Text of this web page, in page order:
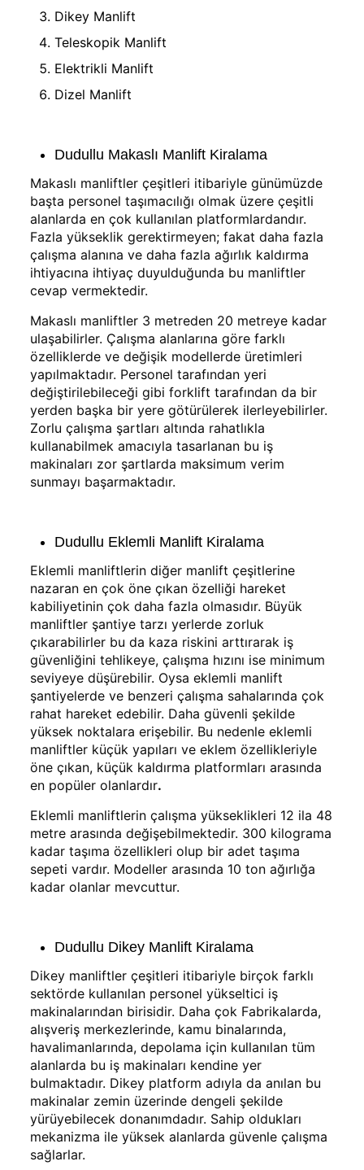
Dikey Manlift
Teleskopik Manlift
Elektrikli Manlift
Dizel Manlift
Dudullu Makaslı Manlift Kiralama
Makaslı manliftler çeşitleri itibariyle günümüzde
başta personel taşımacılığı olmak üzere çeşitli
alanlarda en çok kullanılan platformlardandır.
Fazla yükseklik gerektirmeyen; fakat daha fazla
çalışma alanına ve daha fazla ağırlık kaldırma
ihtiyacına ihtiyaç duyulduğunda bu manliftler
cevap vermektedir.
Makaslı manliftler 3 metreden 20 metreye kadar
ulaşabilirler. Çalışma alanlarına göre farklı
özelliklerde ve değişik modellerde üretimleri
yapılmaktadır. Personel tarafından yeri
değiştirilebileceği gibi forklift tarafından da bir
yerden başka bir yere götürülerek ilerleyebilirler.
Zorlu çalışma şartları altında rahatlıkla
kullanabilmek amacıyla tasarlanan bu iş
makinaları zor şartlarda maksimum verim
sunmayı başarmaktadır.
Dudullu Eklemli Manlift Kiralama
Eklemli manliftlerin diğer manlift çeşitlerine
nazaran en çok öne çıkan özelliği hareket
kabiliyetinin çok daha fazla olmasıdır. Büyük
manliftler şantiye tarzı yerlerde zorluk
çıkarabilirler bu da kaza riskini arttırarak iş
güvenliğini tehlikeye, çalışma hızını ise minimum
seviyeye düşürebilir. Oysa eklemli manlift
şantiyelerde ve benzeri çalışma sahalarında çok
rahat hareket edebilir. Daha güvenli şekilde
yüksek noktalara erişebilir. Bu nedenle eklemli
manliftler küçük yapıları ve eklem özellikleriyle
öne çıkan, küçük kaldırma platformları arasında
en popüler olanlardır.
Eklemli manliftlerin çalışma yükseklikleri 12 ila 48
metre arasında değişebilmektedir. 300 kilograma
kadar taşıma özellikleri olup bir adet taşıma
sepeti vardır. Modeller arasında 10 ton ağırlığa
kadar olanlar mevcuttur.
Dudullu Dikey Manlift Kiralama
Dikey manliftler çeşitleri itibariyle birçok farklı
sektörde kullanılan personel yükseltici iş
makinalarından birisidir. Daha çok Fabrikalarda,
alışveriş merkezlerinde, kamu binalarında,
havalimanlarında, depolama için kullanılan tüm
alanlarda bu iş makinaları kendine yer
bulmaktadır. Dikey platform adıyla da anılan bu
makinalar zemin üzerinde dengeli şekilde
yürüyebilecek donanımdadır. Sahip oldukları
mekanizma ile yüksek alanlarda güvenle çalışma
sağlarlar.